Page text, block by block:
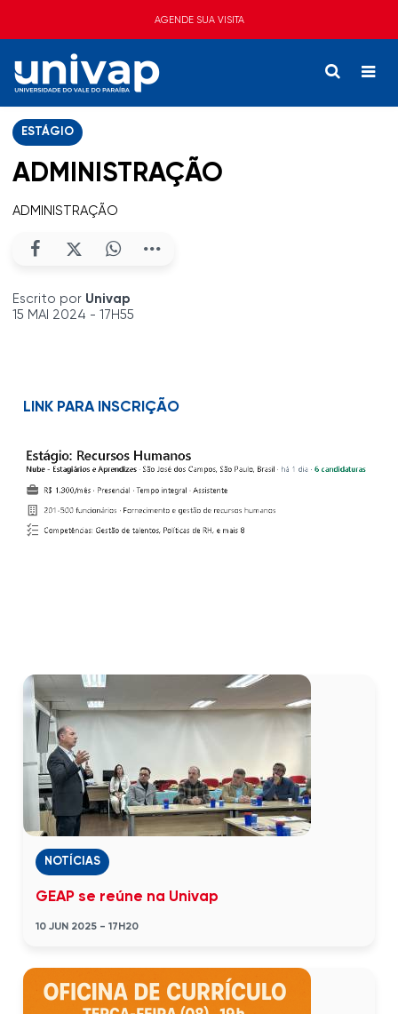
AGENDE SUA VISITA
ESTÁGIO
ADMINISTRAÇÃO
ADMINISTRAÇÃO
Escrito por Univap
15 MAI 2024 - 17H55
LINK PARA INSCRIÇÃO
NOTÍCIAS
GEAP se reúne na Univap
10 JUN 2025 - 17H20